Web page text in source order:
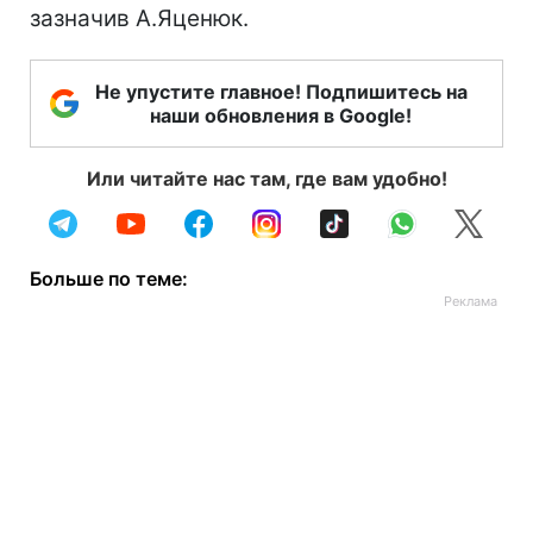
зазначив А.Яценюк.
Не упустите главное! Подпишитесь на
наши обновления в Google!
Или читайте нас там, где вам удобно!
Больше по теме: